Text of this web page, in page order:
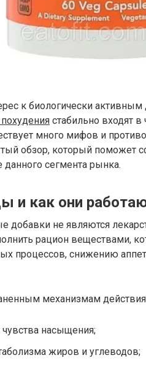
к биологически
стабильно входят
много мифов и
обзор, который поможет
сегмента рынка.
и как они
добавки не являются
рацион веществами,
процессов, снижению
механизмам действия
насыщения;
жиров и углеводов;